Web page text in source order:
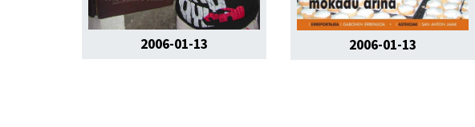
2006-01-13 2006-01-13